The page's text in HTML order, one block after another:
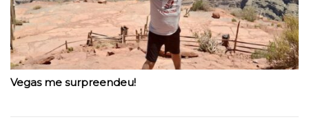
Vegas me surpreendeu!